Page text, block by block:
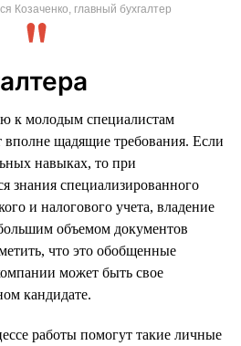
Козаченко, главный бухгалтер
к молодым специалистам
вполне щадящие требования. Если
навыках, то при
знания специализированного
и налогового учета, владение
объемом документов
что это обобщенные
может быть свое
кандидате.
работы помогут такие личные